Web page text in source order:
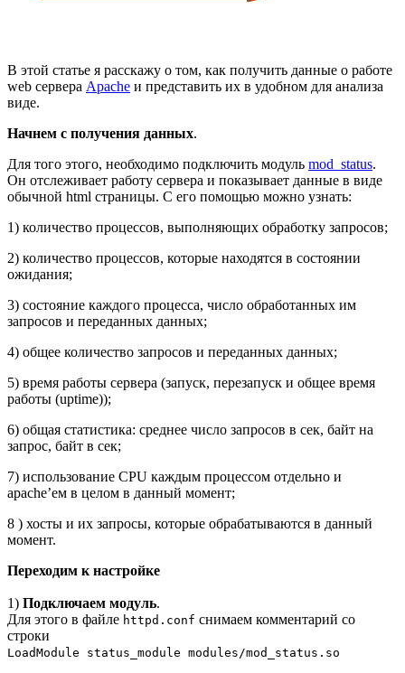
В этой статье я расскажу о том, как получить данные о работе
web сервера Apache и представить их в удобном для анализа
виде.
Начнем с получения данных.
Для того этого, необходимо подключить модуль mod_status.
Он отслеживает работу сервера и показывает данные в виде
обычной html страницы. С его помощью можно узнать:
1) количество процессов, выполняющих обработку запросов;
2) количество процессов, которые находятся в состоянии
ожидания;
3) состояние каждого процесса, число обработанных им
запросов и переданных данных;
4) общее количество запросов и переданных данных;
5) время работы сервера (запуск, перезапуск и общее время
работы (uptime));
6) общая статистика: среднее число запросов в сек, байт на
запрос, байт в сек;
7) использование CPU каждым процессом отдельно и
apache’ем в целом в данный момент;
8 ) хосты и их запросы, которые обрабатываются в данный
момент.
Переходим к настройке
1) Подключаем модуль.
Для этого в файле httpd.conf снимаем комментарий со
строки
LoadModule status_module modules/mod_status.so